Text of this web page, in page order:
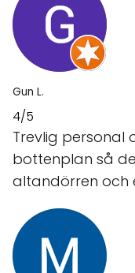
Gun L.
4/5
Trevlig
bottenplan så
altandörren och